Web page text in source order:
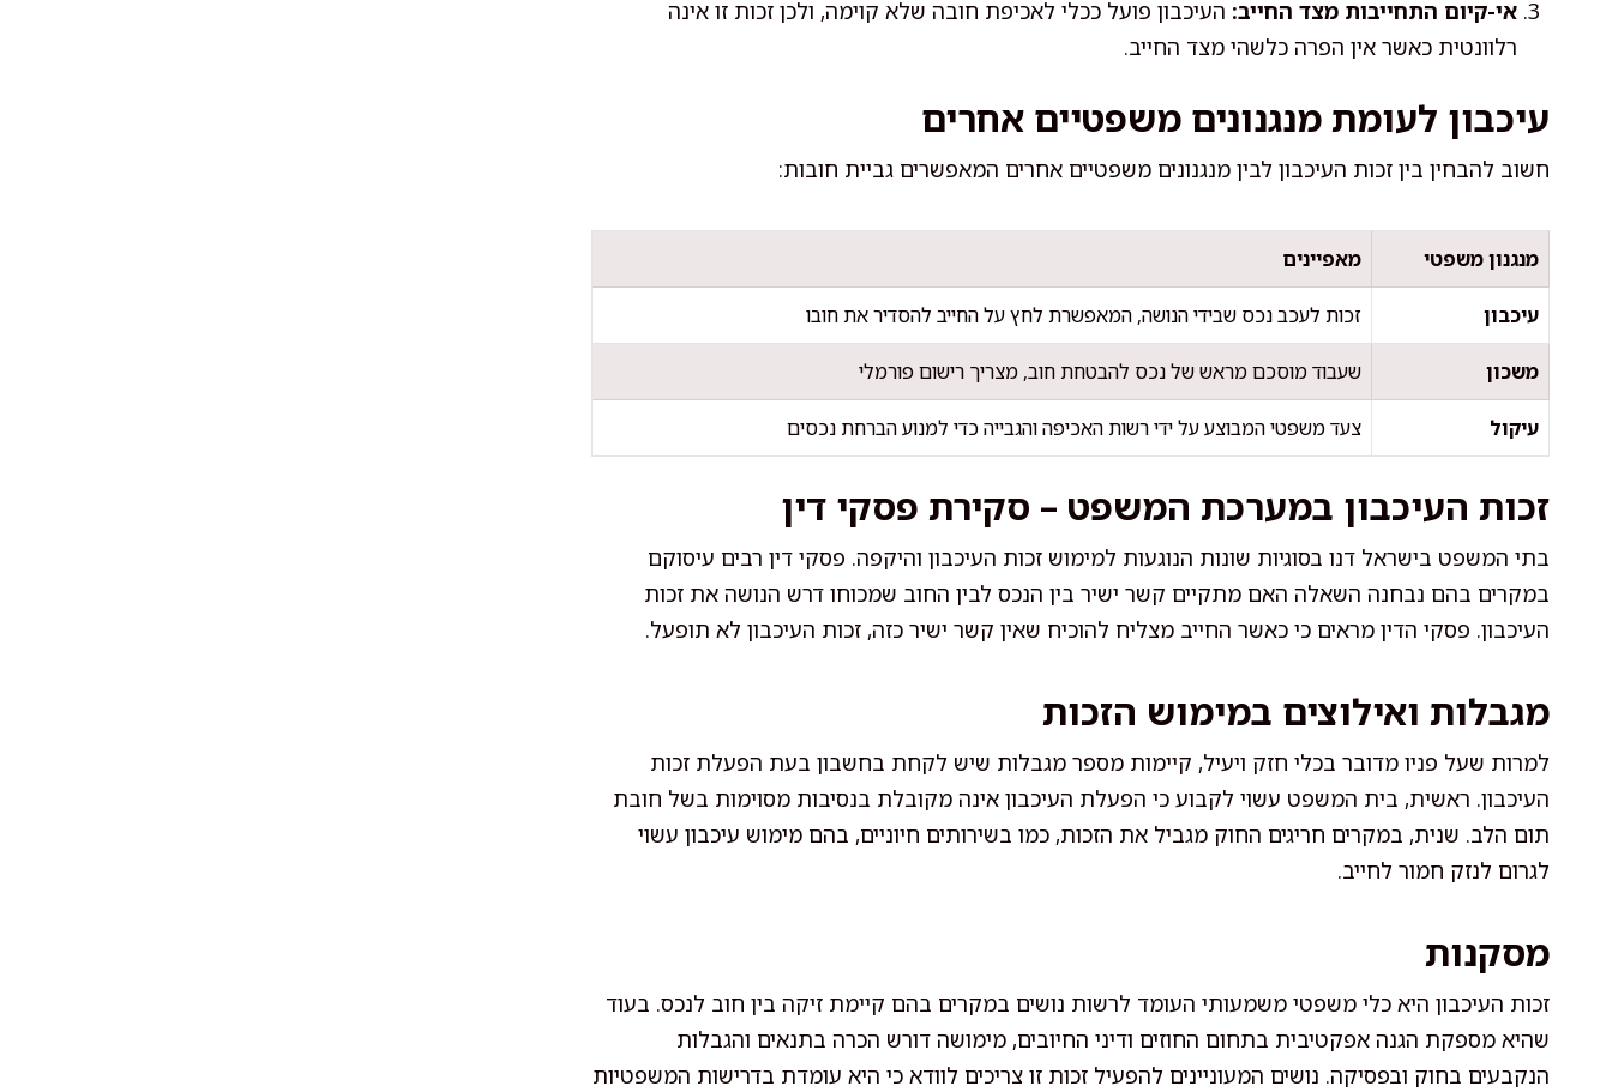
אי-קיום התחייבות מצד החייב: העיכבון פועל ככלי לאכיפת חובה שלא קוימה, ולכן זכות זו אינה
רלוונטית כאשר אין הפרה כלשהי מצד החייב.
עיכבון לעומת מנגנונים משפטיים אחרים
חשוב להבחין בין זכות העיכבון לבין מנגנונים משפטיים אחרים המאפשרים גביית חובות:
מנגנון משפטי מאפיינים
עיכבון זכות לעכב נכס שבידי הנושה, המאפשרת לחץ על החייב להסדיר את חובו
משכון שעבוד מוסכם מראש של נכס להבטחת חוב, מצריך רישום פורמלי
עיקול צעד משפטי המבוצע על ידי רשות האכיפה והגבייה כדי למנוע הברחת נכסים
זכות העיכבון במערכת המשפט – סקירת פסקי דין
בתי המשפט בישראל דנו בסוגיות שונות הנוגעות למימוש זכות העיכבון והיקפה. פסקי דין רבים עיסוקם
במקרים בהם נבחנה השאלה האם מתקיים קשר ישיר בין הנכס לבין החוב שמכוחו דרש הנושה את זכות
העיכבון. פסקי הדין מראים כי כאשר החייב מצליח להוכיח שאין קשר ישיר כזה, זכות העיכבון לא תופעל.
מגבלות ואילוצים במימוש הזכות
למרות שעל פניו מדובר בכלי חזק ויעיל, קיימות מספר מגבלות שיש לקחת בחשבון בעת הפעלת זכות
העיכבון. ראשית, בית המשפט עשוי לקבוע כי הפעלת העיכבון אינה מקובלת בנסיבות מסוימות בשל חובת
תום הלב. שנית, במקרים חריגים החוק מגביל את הזכות, כמו בשירותים חיוניים, בהם מימוש עיכבון עשוי
לגרום לנזק חמור לחייב.
מסקנות
זכות העיכבון היא כלי משפטי משמעותי העומד לרשות נושים במקרים בהם קיימת זיקה בין חוב לנכס. בעוד
שהיא מספקת הגנה אפקטיבית בתחום החוזים ודיני החיובים, מימושה דורש הכרה בתנאים והגבלות
הנקבעים בחוק ובפסיקה. נושים המעוניינים להפעיל זכות זו צריכים לוודא כי היא עומדת בדרישות המשפטיות